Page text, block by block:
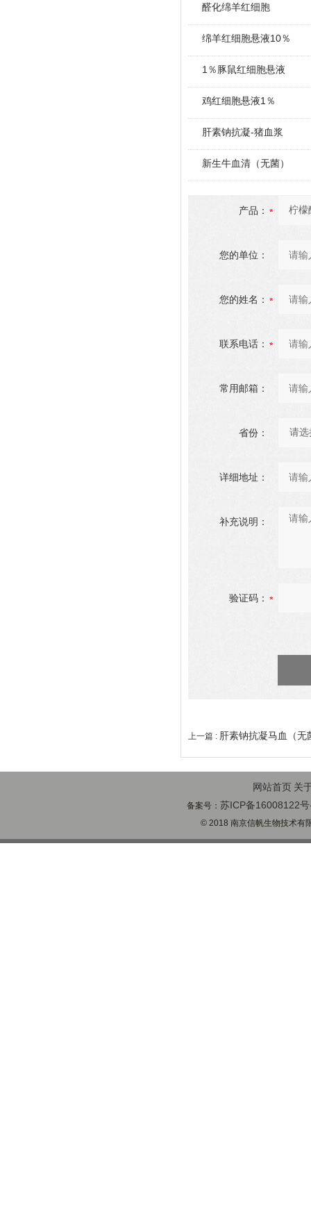
醛化绵羊红细胞
绵羊红细胞悬液10％
1％豚鼠红细胞悬液
鸡红细胞悬液1％
肝素钠抗凝-猪血浆
新生牛血清（无菌）
产品：
您的单位：
您的姓名：
联系电话：
常用邮箱：
省份：
详细地址：
补充说明：
验证码：
上一篇 : 肝素钠抗凝马血（无
网站首页 关
备案号： 苏ICP备16008122
© 2018 南京信帆生物技术有